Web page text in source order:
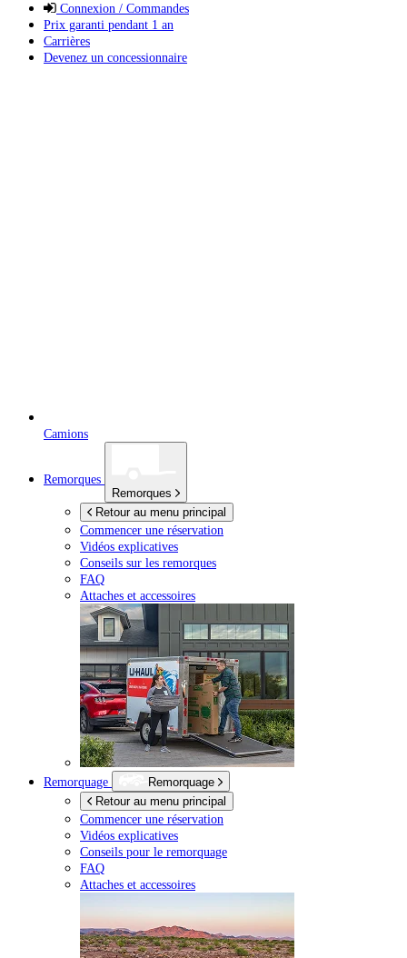
Connexion / Commandes
Prix garanti pendant 1 an
Carrières
Devenez un concessionnaire
Camions
Remorques
Remorques
Retour au menu principal
Commencer une réservation
Vidéos explicatives
Conseils sur les remorques
FAQ
Attaches et accessoires
Remorquage
Remorquage
Retour au menu principal
Commencer une réservation
Vidéos explicatives
Conseils pour le remorquage
FAQ
Attaches et accessoires